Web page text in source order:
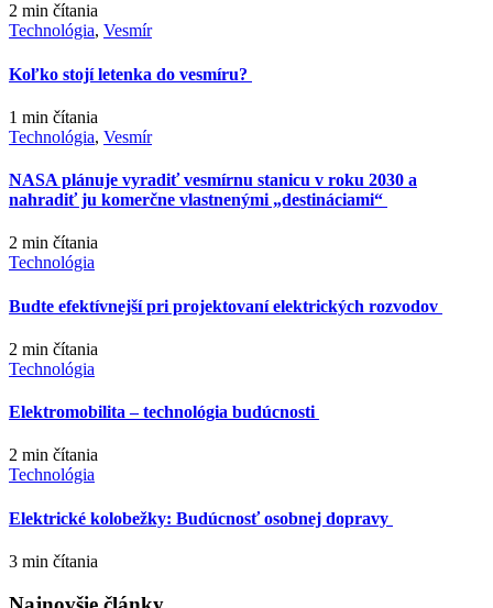
2 min čítania
Technológia, Vesmír
Koľko stojí letenka do vesmíru?
1 min čítania
Technológia, Vesmír
NASA plánuje vyradiť vesmírnu stanicu v roku 2030 a
nahradiť ju komerčne vlastnenými „destináciami“
2 min čítania
Technológia
Budte efektívnejší pri projektovaní elektrických rozvodov
2 min čítania
Technológia
Elektromobilita – technológia budúcnosti
2 min čítania
Technológia
Elektrické kolobežky: Budúcnosť osobnej dopravy
3 min čítania